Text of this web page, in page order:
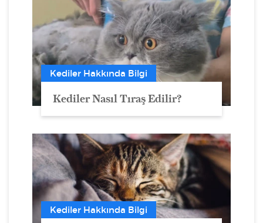
Kediler Hakkında Bilgi
Kediler Nasıl Tıraş Edilir?
Kediler Hakkında Bilgi